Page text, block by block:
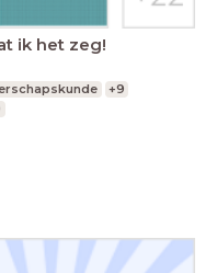
ik het zeg!
+9